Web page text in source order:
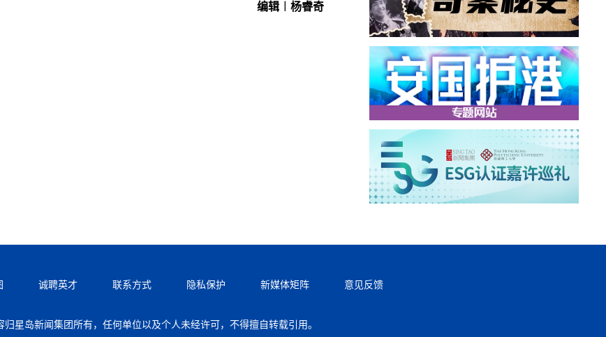
编辑︱杨睿奇
诚聘英才 联系方式 隐私保护 新媒体矩阵 意见反馈
归星岛新闻集团所有，任何单位以及个人未经许可，不得擅自转载引用。